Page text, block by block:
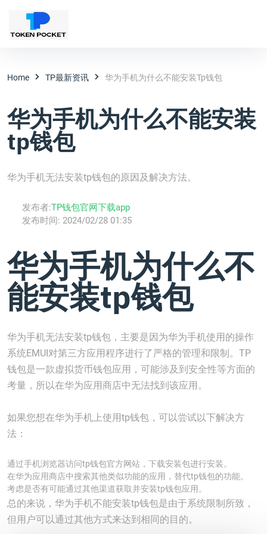
Home TP最新资讯 华为手机为什么不能安装tp钱包
华为手机为什么不能安装
tp钱包
华为手机无法安装tp钱包的原因及解决方法。
发布者:TP钱包官网下载app
发布时间: 2024/02/28 01:35
华为手机为什么不
能安装tp钱包
华为手机无法安装tp钱包，主要是因为华为手机使用的操作
系统EMUI对第三方应用程序进行了严格的管理和限制。TP
钱包是一款虚拟货币钱包应用，可能涉及到安全性等方面的
考量，所以在华为应用商店中无法找到该应用。
如果您想在华为手机上使用tp钱包，可以尝试以下解决方
法：
通过手机浏览器访问tp钱包官方网站，下载安装包进行安装。
在华为应用商店中搜索其他类似功能的应用，替代tp钱包的功能。
考虑是否有可能通过其他渠道获取并安装tp钱包应用。
总的来说，华为手机不能安装tp钱包是由于系统限制所致，
但用户可以通过其他方式来达到相同的目的。